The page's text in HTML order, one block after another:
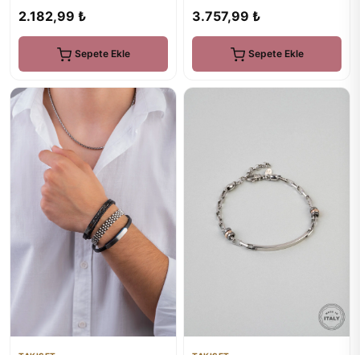
2.182,99 ₺
Sepete Ekle
3.757,99 ₺
Sepete Ekle